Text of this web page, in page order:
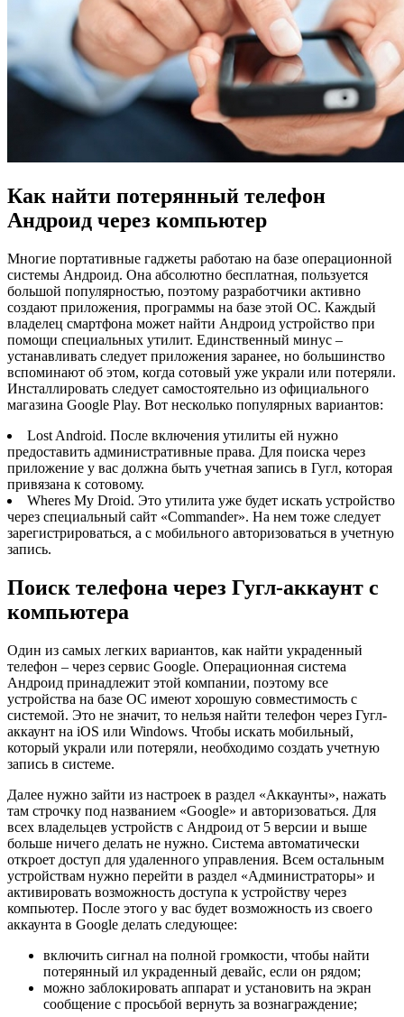
Как найти потерянный телефон
Андроид через компьютер
Многие портативные гаджеты работаю на базе операционной
системы Андроид. Она абсолютно бесплатная, пользуется
большой популярностью, поэтому разработчики активно
создают приложения, программы на базе этой ОС. Каждый
владелец смартфона может найти Андроид устройство при
помощи специальных утилит. Единственный минус –
устанавливать следует приложения заранее, но большинство
вспоминают об этом, когда сотовый уже украли или потеряли.
Инсталлировать следует самостоятельно из официального
магазина Google Play. Вот несколько популярных вариантов:
Lost Android. После включения утилиты ей нужно
предоставить административные права. Для поиска через
приложение у вас должна быть учетная запись в Гугл, которая
привязана к сотовому.
Wheres My Droid. Это утилита уже будет искать устройство
через специальный сайт «Commander». На нем тоже следует
зарегистрироваться, а с мобильного авторизоваться в учетную
запись.
Поиск телефона через Гугл-аккаунт с
компьютера
Один из самых легких вариантов, как найти украденный
телефон – через сервис Google. Операционная система
Андроид принадлежит этой компании, поэтому все
устройства на базе ОС имеют хорошую совместимость с
системой. Это не значит, то нельзя найти телефон через Гугл-
аккаунт на iOS или Windows. Чтобы искать мобильный,
который украли или потеряли, необходимо создать учетную
запись в системе.
Далее нужно зайти из настроек в раздел «Аккаунты», нажать
там строчку под названием «Google» и авторизоваться. Для
всех владельцев устройств с Андроид от 5 версии и выше
больше ничего делать не нужно. Система автоматически
откроет доступ для удаленного управления. Всем остальным
устройствам нужно перейти в раздел «Администраторы» и
активировать возможность доступа к устройству через
компьютер. После этого у вас будет возможность из своего
аккаунта в Google делать следующее:
включить сигнал на полной громкости, чтобы найти
потерянный ил украденный девайс, если он рядом;
можно заблокировать аппарат и установить на экран
сообщение с просьбой вернуть за вознаграждение;